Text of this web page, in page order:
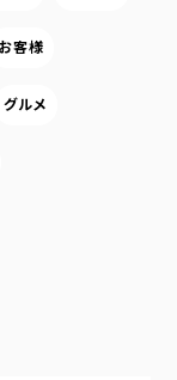
お客様
グルメ